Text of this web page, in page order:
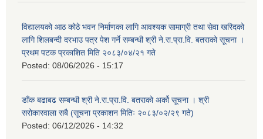
विद्यालयको आठ कोठे भवन निर्माणका लागि आवश्यक सामाग्री तथा सेवा खरिदको
लागि शिलबन्दी दरभाउ पत्र पेश गर्ने सम्बन्धी श्री ने.रा.प्रा.वि. बतराको सूचना ।
प्रथम पटक प्रकाशित मिति २०८३/०४/२१ गते
Posted: 08/06/2026 - 15:17
डाँक बढाबढ सम्बन्धी श्री ने.रा.प्रा.वि. बतराको अर्को सूचना । श्री
सरोकारवाला सबै (सूचना प्रकाशन मितिः २०८३/०२/२९ गते)
Posted: 06/12/2026 - 14:32